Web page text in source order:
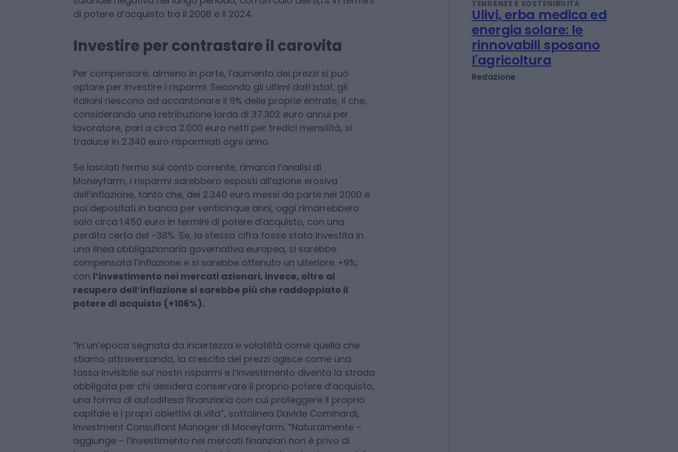
1991 e il 2023, dall’altro, uno studio dell’Organizzazione
Internazionale del Lavoro segnala che, a differenza della maggior
salariale negativa nel lungo periodo, con un calo dell’8,1% in termini
di potere d’acquisto tra il 2008 e il 2024.
Investire per contrastare il carovita
Per compensare, almeno in parte, l’aumento dei prezzi si può
optare per investire i risparmi. Secondo gli ultimi dati Istat, gli
italiani riescono ad accantonare il 9% delle proprie entrate, il che,
lavoratore, pari a circa 2.000 euro netti per tredici mensilità, si
traduce in 2.340 euro risparmiati ogni anno.
Se lasciati fermo sul conto corrente, rimarca l’analisi di
Moneyfarm, i risparmi sarebbero esposti all’azione erosiva
dell’inflazione, tanto che, dei 2.340 euro messi da parte nel 2000 e
poi depositati in banca per venticinque anni, oggi rimarrebbero
solo circa 1.450 euro in termini di potere d’acquisto, con una
perdita certa del -38%. Se, la stessa cifra fosse stata investita in
una linea obbligazionaria governativa europea, si sarebbe
compensata l’inflazione e si sarebbe ottenuto un ulteriore +9%;
potere di acquisto (+106%).
“In un’epoca segnata da incertezza e volatilità come quella che
stiamo attraversando, la crescita dei prezzi agisce come una
tassa invisibile sui nostri risparmi e l’investimento diventa la strada
obbligata per chi desidera conservare il proprio potere d’acquisto,
una forma di autodifesa finanziaria con cui proteggere il proprio
Redazione
TENDENZE E SOSTENIBILITÀ
Ulivi, erba medica ed
energia solare: le